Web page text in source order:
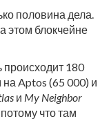
половина дела.
этом блокчейне
происходит 180
Aptos (65 000) и
и My Neighbor
что там